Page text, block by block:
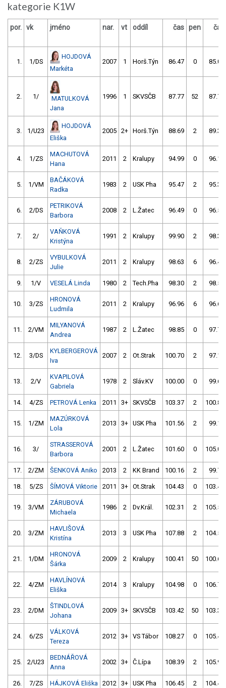
kategorie K1W
por. vk jméno nar. vt oddíl čas pen čas
1. 1/DS
HOJDOVÁ
Markéta
2007 1 Horš.Týn 86.47 0 85.01
2. 1/
MATULKOVÁ
Jana
1996 1 SKVSČB 87.77 52 87.78
3. 1/U23
HOJDOVÁ
Eliška
2005 2+ Horš.Týn 88.69 2 89.35
4. 1/ZS
MACHUTOVÁ
Hana
2011 2 Kralupy 94.99 0 96.17
5. 1/VM
BAČÁKOVÁ
Radka
1983 2 USK Pha 95.47 2 95.38
6. 2/DS
PETRIKOVÁ
Barbora
2008 2 L.Žatec 96.49 0 96.58
7. 2/
VAŇKOVÁ
Kristýna
1991 2 Kralupy 99.90 2 98.35
8. 2/ZS
VYBULKOVÁ
Julie
2011 2 Kralupy 98.63 6 96.43
9. 1/V VESELÁ Linda 1980 2 Tech.Pha 98.30 2 98.54
10. 3/ZS
HRONOVÁ
Ludmila
2011 2 Kralupy 96.96 6 96.61
11. 2/VM
MILYANOVÁ
Andrea
1987 2 L.Žatec 98.85 0 97.79
12. 3/DS
KYLBERGEROVÁ
Iva
2007 2 Ot.Strak 100.70 2 97.10
13. 2/V
KVAPILOVÁ
Gabriela
1978 2 Sláv.KV 100.00 0 99.64
14. 4/ZS PETROVÁ Lenka 2011 3+ SKVSČB 103.37 2 100.87
15. 1/ZM
MAZÚRKOVÁ
Lola
2013 3+ USK Pha 101.56 2 99.19
16. 3/
STRASSEROVÁ
Barbora
2001 2 L.Žatec 101.60 0 105.05
17. 2/ZM ŠENKOVÁ Aniko 2013 2 KK Brand 100.16 2 99.78
18. 5/ZS ŠÍMOVÁ Viktorie 2011 3+ Ot.Strak 104.43 0 103.40
19. 3/VM
ZÁRUBOVÁ
Michaela
1986 2 Dv.Král. 102.31 2 105.59
20. 3/ZM
HAVLIŠOVÁ
Kristína
2013 3 USK Pha 107.88 2 104.52
21. 1/DM
HRONOVÁ
Šárka
2009 2 Kralupy 100.41 50 100.63
22. 4/ZM
HAVLÍNOVÁ
Eliška
2014 3 Kralupy 104.98 0 106.73
23. 2/DM
ŠTINDLOVÁ
Johana
2009 3+ SKVSČB 103.42 50 103.39
24. 6/ZS
VÁLKOVÁ
Tereza
2012 3+ VS Tábor 108.27 0 105.47
25. 2/U23
BEDNÁŘOVÁ
Anna
2002 3+ Č.Lípa 108.39 2 105.92
26. 7/ZS HÁJKOVÁ Eliška 2012 3+ USK Pha 106.45 2 104.42